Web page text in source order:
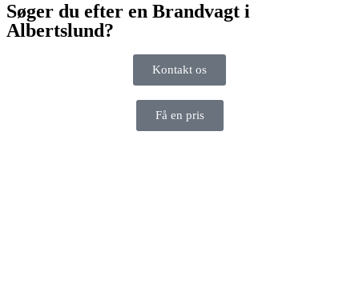
Søger du efter en Brandvagt i
Albertslund?
Kontakt os
Få en pris